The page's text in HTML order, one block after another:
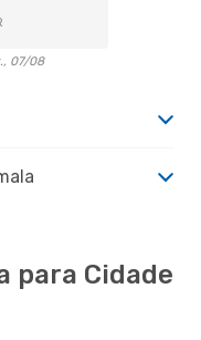
07/08
para Cidade